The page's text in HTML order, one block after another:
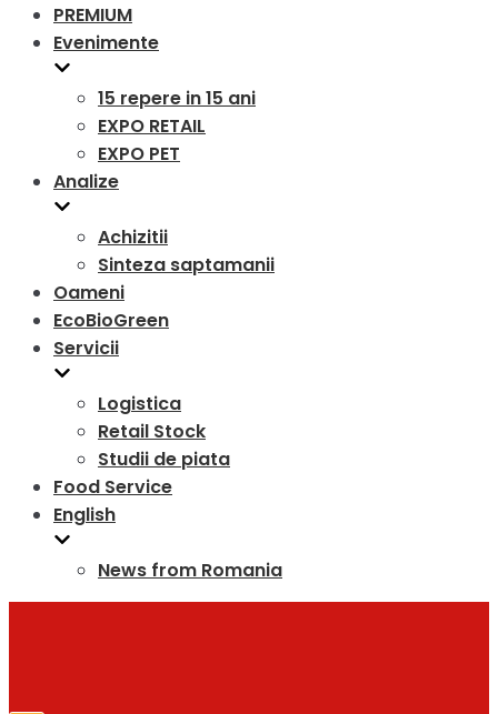
PREMIUM
Evenimente
15 repere in 15 ani
EXPO RETAIL
EXPO PET
Analize
Achizitii
Sinteza saptamanii
Oameni
EcoBioGreen
Servicii
Logistica
Retail Stock
Studii de piata
Food Service
English
News from Romania